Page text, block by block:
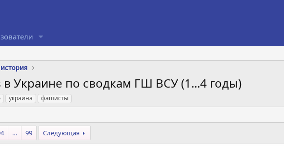
Украине по сводкам ГШ ВСУ (1...4 годы)
украина фашисты
… 99 Следующая